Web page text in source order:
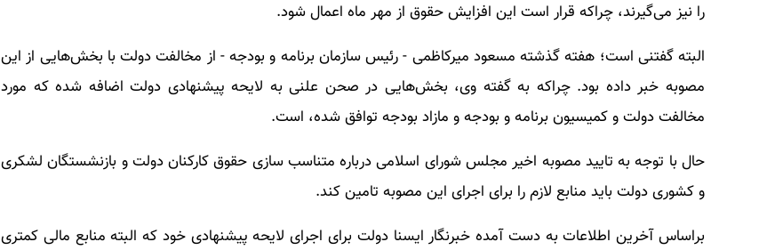
را نیز می‌گیرند، چراکه قرار است این افزایش حقوق از مهر ماه اعمال شود.
البته گفتنی است؛ هفته گذشته مسعود میرکاظمی - رئیس سازمان برنامه و بودجه - از مخالفت دولت با بخش‌هایی از این
مصوبه خبر داده بود. چراکه به گفته وی، بخش‌هایی در صحن علنی به لایحه پیشنهادی دولت اضافه شده که مورد
مخالفت دولت و کمیسیون برنامه و بودجه و مازاد بودجه توافق شده، است.
حال با توجه به تایید مصوبه اخیر مجلس شورای اسلامی درباره متناسب سازی حقوق کارکنان دولت و بازنشستگان لشکری
و کشوری دولت باید منابع لازم را برای اجرای این مصوبه تامین کند.
براساس آخرین اطلاعات به دست آمده خبرنگار ایسنا دولت برای اجرای لایحه پیشنهادی خود که البته منابع مالی کمتری